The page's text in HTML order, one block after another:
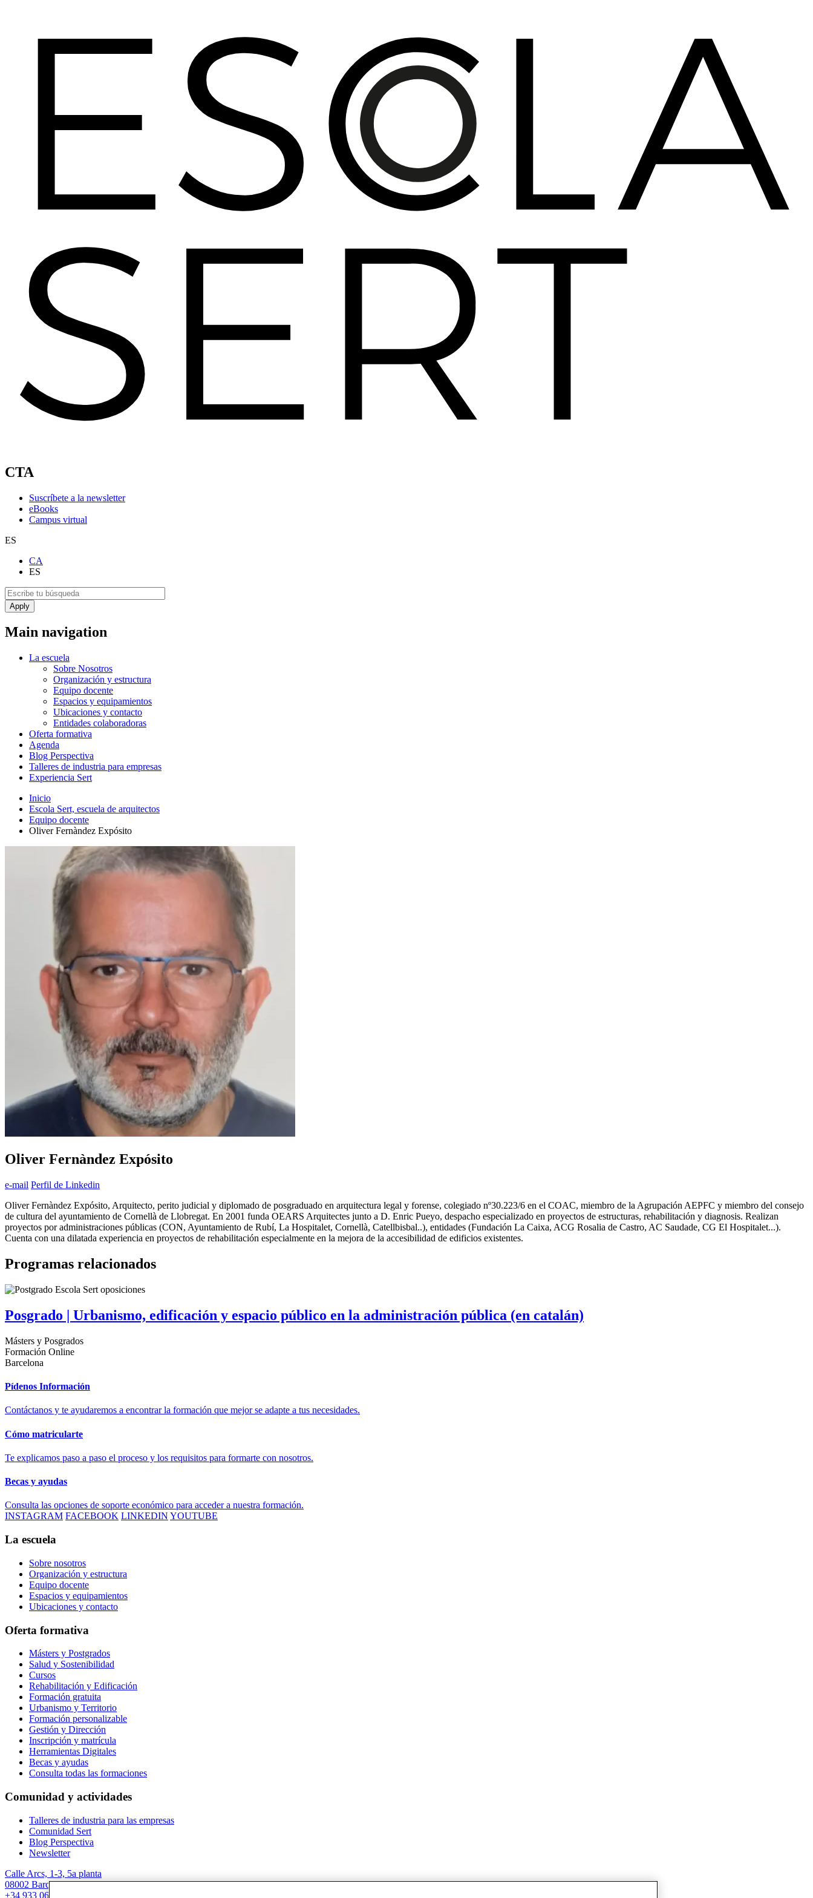
CTA
Suscríbete a la newsletter
eBooks
Campus virtual
ES
CA
ES
Main navigation
La escuela
Sobre Nosotros
Organización y estructura
Equipo docente
Espacios y equipamientos
Ubicaciones y contacto
Entidades colaboradoras
Oferta formativa
Agenda
Blog Perspectiva
Talleres de industria para empresas
Experiencia Sert
Inicio
Escola Sert, escuela de arquitectos
Equipo docente
Oliver Fernàndez Expósito
Oliver Fernàndez Expósito
e-mail Perfil de Linkedin
Oliver Fernàndez Expósito, Arquitecto, perito judicial y diplomado de posgraduado en arquitectura legal y forense, colegiado nº30.223/6 en el COAC, miembro de la Agrupación AEPFC y miembro del consejo
de cultura del ayuntamiento de Cornellà de Llobregat. En 2001 funda OEARS Arquitectes junto a D. Enric Pueyo, despacho especializado en proyectos de estructuras, rehabilitación y diagnosis. Realizan
proyectos por administraciones públicas (CON, Ayuntamiento de Rubí, La Hospitalet, Cornellà, Catellbisbal..), entidades (Fundación La Caixa, ACG Rosalia de Castro, AC Saudade, CG El Hospitalet...).
Cuenta con una dilatada experiencia en proyectos de rehabilitación especialmente en la mejora de la accesibilidad de edificios existentes.
Programas relacionados
Posgrado | Urbanismo, edificación y espacio público en la administración pública (en catalán)
Másters y Posgrados
Formación Online
Barcelona
Pídenos Información
Contáctanos y te ayudaremos a encontrar la formación que mejor se adapte a tus necesidades.
Cómo matricularte
Te explicamos paso a paso el proceso y los requisitos para formarte con nosotros.
Becas y ayudas
Consulta las opciones de soporte económico para acceder a nuestra formación.
INSTAGRAM FACEBOOK LINKEDIN YOUTUBE
La escuela
Sobre nosotros
Organización y estructura
Equipo docente
Espacios y equipamientos
Ubicaciones y contacto
Oferta formativa
Másters y Postgrados
Salud y Sostenibilidad
Cursos
Rehabilitación y Edificación
Formación gratuita
Urbanismo y Territorio
Formación personalizable
Gestión y Dirección
Inscripción y matrícula
Herramientas Digitales
Becas y ayudas
Consulta todas las formaciones
Comunidad y actividades
Talleres de industria para las empresas
Comunidad Sert
Blog Perspectiva
Newsletter
Calle Arcs, 1-3, 5a planta
08002 Barcelona
+34 933 067 844